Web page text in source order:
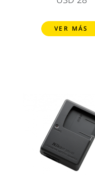
VER MÁS